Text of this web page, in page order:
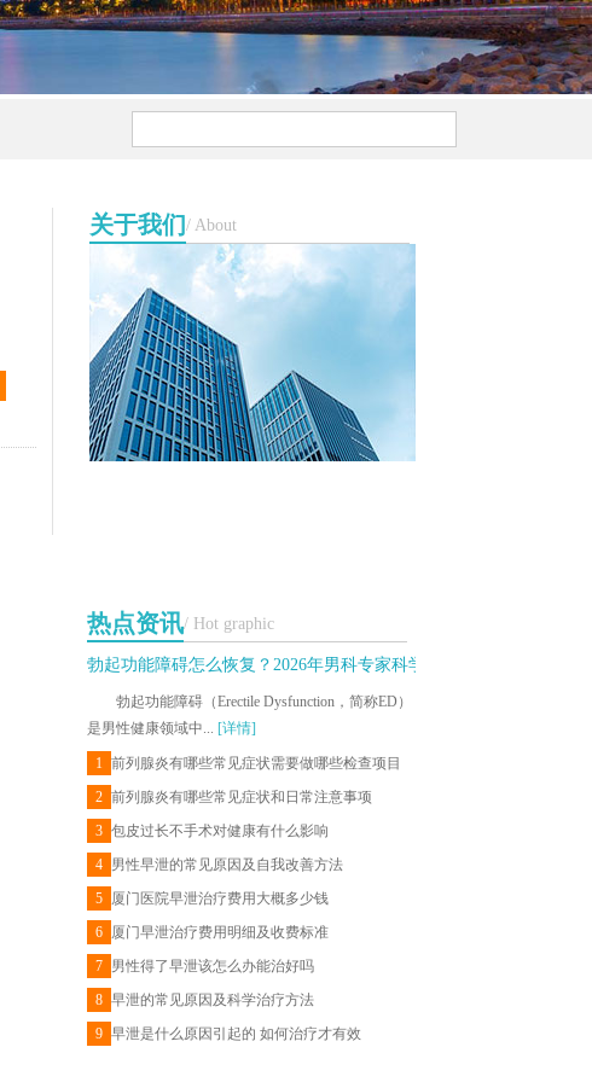
关于我们/ About
热点资讯/ Hot graphic
勃起功能障碍怎么恢复？2026年男科专家科学治疗与日常调理建议
勃起功能障碍（Erectile Dysfunction，简称ED）
是男性健康领域中...
[详情]
1
前列腺炎有哪些常见症状需要做哪些检查项目
2 前列腺炎有哪些常见症状和日常注意事项
3 包皮过长不手术对健康有什么影响
4 男性早泄的常见原因及自我改善方法
5 厦门医院早泄治疗费用大概多少钱
6 厦门早泄治疗费用明细及收费标准
7 男性得了早泄该怎么办能治好吗
8 早泄的常见原因及科学治疗方法
9 早泄是什么原因引起的 如何治疗才有效